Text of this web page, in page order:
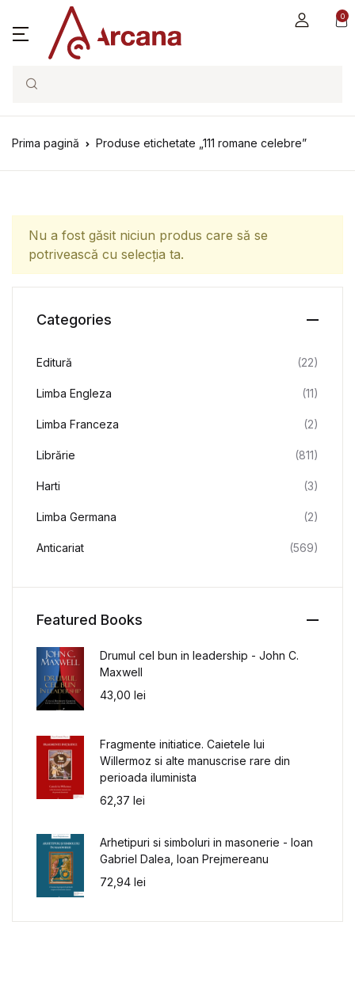
0
Search
Prima pagină Produse etichetate „111 romane celebre”
Nu a fost găsit niciun produs care să se
potrivească cu selecția ta.
Categories
Editură (22)
Limba Engleza (11)
Limba Franceza (2)
Librărie (811)
Harti (3)
Limba Germana (2)
Anticariat (569)
Featured Books
Drumul cel bun in leadership - John C.
Maxwell
43,00 lei
Fragmente initiatice. Caietele lui
Willermoz si alte manuscrise rare din
perioada iluminista
62,37 lei
Arhetipuri si simboluri in masonerie - Ioan
Gabriel Dalea, Ioan Prejmereanu
72,94 lei